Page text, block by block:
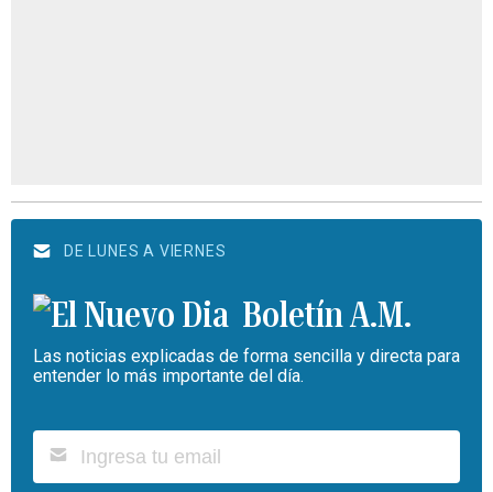
DE LUNES A VIERNES
Boletín A.M.
Las noticias explicadas de forma sencilla y directa para
entender lo más importante del día.